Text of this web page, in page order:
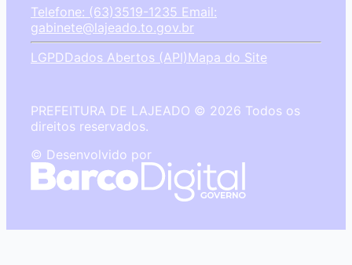
Telefone: (63)3519-1235 Email:
gabinete@lajeado.to.gov.br
LGPDDados Abertos (API)Mapa do Site
PREFEITURA DE LAJEADO © 2026 Todos os
direitos reservados.
© Desenvolvido por